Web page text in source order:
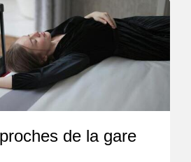
de la gare